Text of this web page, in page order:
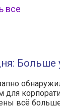
все
Больше
для
всё больше